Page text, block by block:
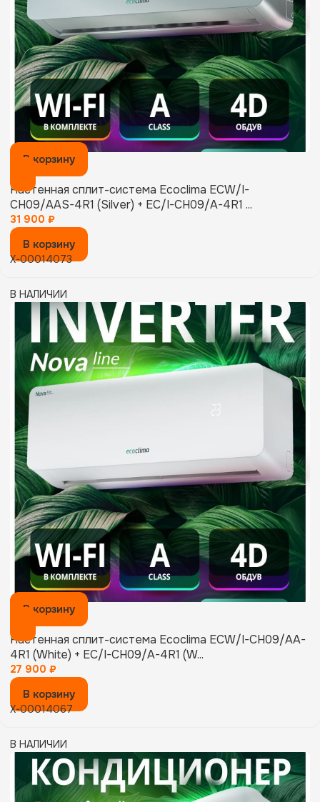
В корзину
Настенная сплит-система Ecoclima ECW/I-
CH09/AAS-4R1 (Silver) + EC/I-CH09/A-4R1 ...
31 900 ₽
В корзину
X-00014073
В НАЛИЧИИ
В корзину
Настенная сплит-система Ecoclima ECW/I-CH09/AA-
4R1 (White) + EC/I-CH09/A-4R1 (W...
27 900 ₽
В корзину
X-00014067
В НАЛИЧИИ